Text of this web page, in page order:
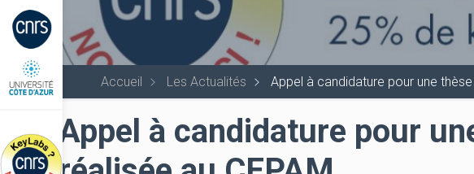
Accueil Les Actualités Appel à candidature pour une thèse
Appel à candidature pour